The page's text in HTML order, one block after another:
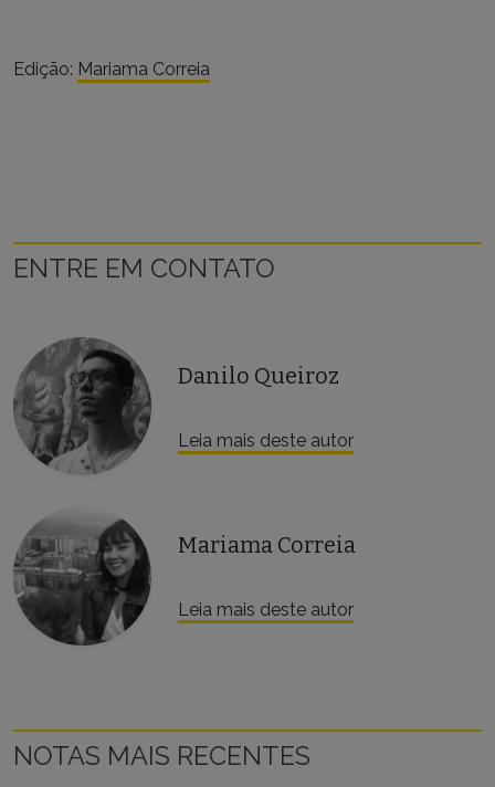
Edição: Mariama Correia
ENTRE EM CONTATO
Danilo Queiroz
Leia mais deste autor
Mariama Correia
Leia mais deste autor
NOTAS MAIS RECENTES